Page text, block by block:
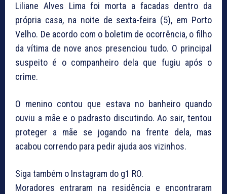
Liliane Alves Lima foi morta a facadas dentro da
própria casa, na noite de sexta-feira (5), em Porto
Velho. De acordo com o boletim de ocorrência, o filho
da vítima de nove anos presenciou tudo. O principal
suspeito é o companheiro dela que fugiu após o
crime.
O menino contou que estava no banheiro quando
ouviu a mãe e o padrasto discutindo. Ao sair, tentou
proteger a mãe se jogando na frente dela, mas
acabou correndo para pedir ajuda aos vizinhos.
Siga também o Instagram do g1 RO.
Moradores entraram na residência e encontraram